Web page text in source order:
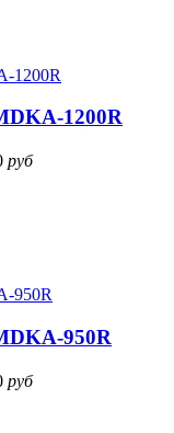
1200R
руб
950R
руб